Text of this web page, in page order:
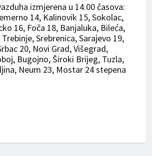
izmjerena u 14.00 časova:
14, Kalinovik 15, Sokolac,
16, Foča 18, Banjaluka, Bileća,
Srebrenica, Sarajevo 19,
20, Novi Grad, Višegrad,
Bugojno, Široki Brijeg, Tuzla,
Neum 23, Mostar 24 stepena